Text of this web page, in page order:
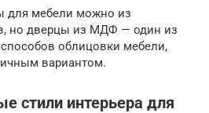
для мебели можно из
но дверцы из МДФ — один из
облицовки мебели,
вариантом.
стили интерьера для